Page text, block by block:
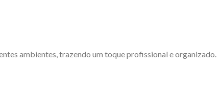
ambientes, trazendo um toque profissional e organizado.